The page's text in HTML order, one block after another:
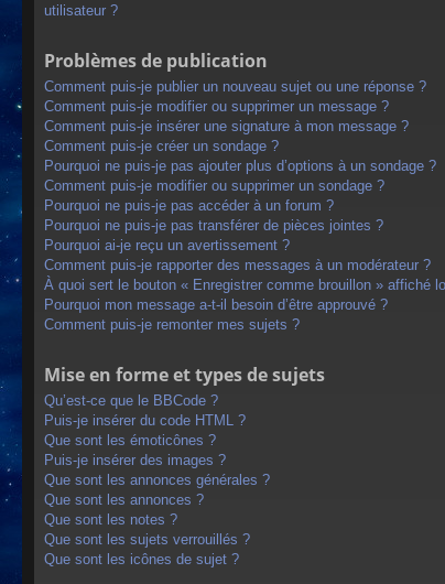
utilisateur ?
Problèmes de publication
Comment puis-je publier un nouveau sujet ou une réponse ?
Comment puis-je modifier ou supprimer un message ?
Comment puis-je insérer une signature à mon message ?
Comment puis-je créer un sondage ?
Pourquoi ne puis-je pas ajouter plus d’options à un sondage ?
Comment puis-je modifier ou supprimer un sondage ?
Pourquoi ne puis-je pas accéder à un forum ?
Pourquoi ne puis-je pas transférer de pièces jointes ?
Pourquoi ai-je reçu un avertissement ?
Comment puis-je rapporter des messages à un modérateur ?
À quoi sert le bouton « Enregistrer comme brouillon » affiché
Pourquoi mon message a-t-il besoin d’être approuvé ?
Comment puis-je remonter mes sujets ?
Mise en forme et types de sujets
Qu’est-ce que le BBCode ?
Puis-je insérer du code HTML ?
Que sont les émoticônes ?
Puis-je insérer des images ?
Que sont les annonces générales ?
Que sont les annonces ?
Que sont les notes ?
Que sont les sujets verrouillés ?
Que sont les icônes de sujet ?